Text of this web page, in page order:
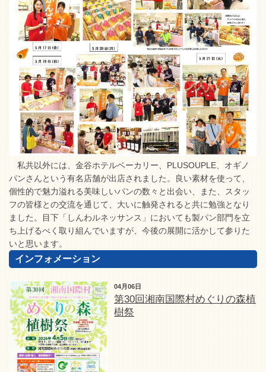
私共以外には、金谷ホテルベーカリー、PLUSOUPLE、オギノ
パンさんという有名店舗が出店されました。良い素材を使って、
個性的で魅力溢れる美味しいパンの数々と出会い、また、スタッ
フの皆様との交流を通じて、大いに触発されると共に勉強となり
ました。目下「しんわルネッサンス」においても製パン部門を立
ち上げるべく取り組んでいますが、今後の展開に活かして参りた
いと思います。
インフォメーション
04月06日
第30回湘南国際村めぐりの森植
樹祭